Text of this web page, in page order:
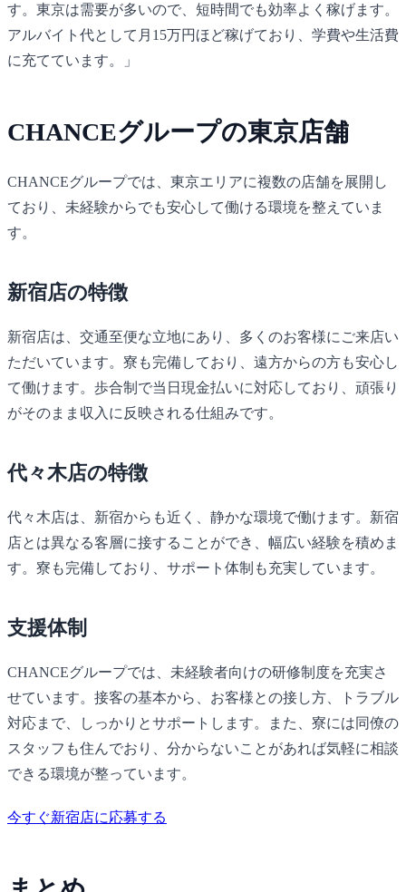
す。東京は需要が多いので、短時間でも効率よく稼げます。
アルバイト代として月15万円ほど稼げており、学費や生活費
に充てています。」
CHANCEグループの東京店舗
CHANCEグループでは、東京エリアに複数の店舗を展開し
ており、未経験からでも安心して働ける環境を整えていま
す。
新宿店の特徴
新宿店は、交通至便な立地にあり、多くのお客様にご来店い
ただいています。寮も完備しており、遠方からの方も安心し
て働けます。歩合制で当日現金払いに対応しており、頑張り
がそのまま収入に反映される仕組みです。
代々木店の特徴
代々木店は、新宿からも近く、静かな環境で働けます。新宿
店とは異なる客層に接することができ、幅広い経験を積めま
す。寮も完備しており、サポート体制も充実しています。
支援体制
CHANCEグループでは、未経験者向けの研修制度を充実さ
せています。接客の基本から、お客様との接し方、トラブル
対応まで、しっかりとサポートします。また、寮には同僚の
スタッフも住んでおり、分からないことがあれば気軽に相談
できる環境が整っています。
今すぐ新宿店に応募する